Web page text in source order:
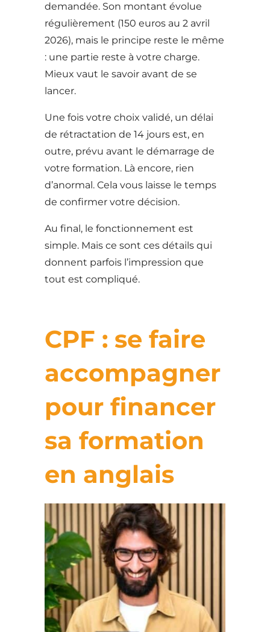
demandée. Son montant évolue
régulièrement (150 euros au 2 avril
2026), mais le principe reste le même
: une partie reste à votre charge.
Mieux vaut le savoir avant de se
lancer.
Une fois votre choix validé, un délai
de rétractation de 14 jours est, en
outre, prévu avant le démarrage de
votre formation. Là encore, rien
d’anormal. Cela vous laisse le temps
de confirmer votre décision.
Au final, le fonctionnement est
simple. Mais ce sont ces détails qui
donnent parfois l’impression que
tout est compliqué.
CPF : se faire
accompagner
pour financer
sa formation
en anglais